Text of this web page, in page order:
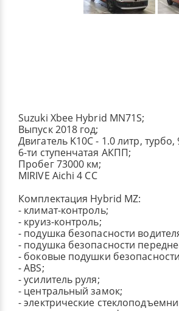
Suzuki Xbee Hybrid MN71S;
Выпуск 2018 год;
Двигатель K10C - 1.0 литр,
6-ти ступенчатая АКПП;
Пробег 73000 км;
MIRIVE Aichi 4 СC
Комплектация Hybrid MZ:
- климат-контроль;
- круиз-контроль;
- подушка безопасности
- подушка безопасности
- боковые подушки
- ABS;
- усилитель руля;
- центральный замок;
- электрические